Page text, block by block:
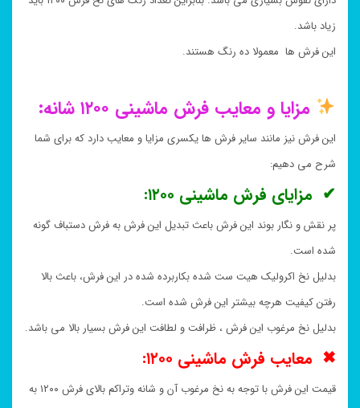
زیاد باشد.
این فرش ها معمولا ده رنگ هستند.
مزایا و معایب فرش ماشینی ۱۲۰۰ شانه:
این فرش نیز مانند سایر فرش ها یکسری مزایا و معایب دارد که برای شما
شرح می دهیم:
✔ مزایای فرش ماشینی ۱۲۰۰:
پر نقش و نگار بوند این فرش باعث تبدیل این فرش به فرش دستباف گونه
شده است.
بدلیل نخ اکرولیک هیت ست شده بکاربرده شده در این فرش، باعث بالا
رفتن کیفیت هرچه بیشتر این فرش شده است.
بدلیل نخ مرغوب این فرش ، ظرافت و لطافت این فرش بسیار بالا می باشد.
✖ معایب فرش ماشینی ۱۲۰۰:
قیمت این فرش با توجه به نخ مرغوب آن و شانه وتراکم بالای فرش ۱۲۰۰ به